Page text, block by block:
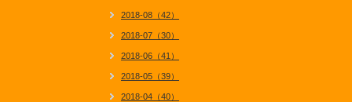
2018-08（42）
2018-07（30）
2018-06（41）
2018-05（39）
2018-04（40）